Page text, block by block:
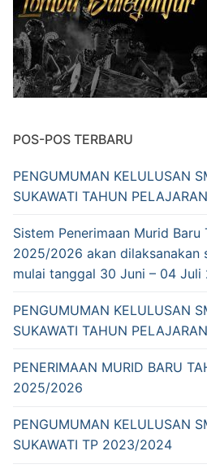
POS-POS TERBARU
PENGUMUMAN KELULUSAN
SUKAWATI TAHUN
Sistem Penerimaan Murid Baru
2025/2026 akan dilaksanakan
mulai tanggal 30 Juni – 04 Juli
PENGUMUMAN KELULUSAN
SUKAWATI TAHUN
PENERIMAAN MURID BARU
2025/2026
PENGUMUMAN KELULUSAN
SUKAWATI TP 2023/2024